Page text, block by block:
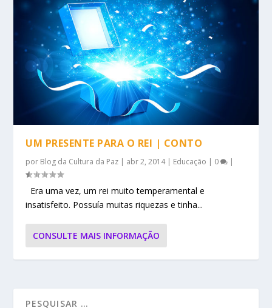
UM PRESENTE PARA O REI | CONTO
por Blog da Cultura da Paz | abr 2, 2014| Educação | 0 |
Era uma vez, um rei muito temperamental e
insatisfeito. Possuía muitas riquezas e tinha...
CONSULTE MAIS INFORMAÇÃO